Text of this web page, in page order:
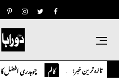
تازہ ترین خبر:
چوہدری افضل کالم انٹر نیشنل